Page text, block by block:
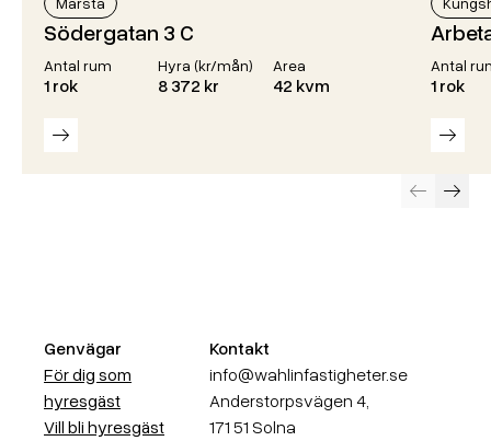
Södergatan 3 C
Antal rum
1 rok
Hyra (kr/mån)
8 372 kr
Area
42 kvm
Läs mer
Antal
1 rok
Läs
Föregående
Genvägar
För dig som
hyresgäst
Vill bli hyresgäst
Kontakt
info@wahlinfastigheter.se
Anderstorpsvägen 4,
171 51 Solna